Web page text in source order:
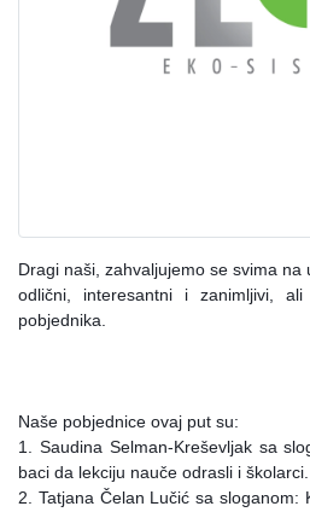
Dragi naši, zahvaljujemo se svima na
odlični, interesantni i zanimljivi,
pobjednika.
Naše pobjednice ovaj put su:
1. Saudina Selman-Kreševljak sa
baci da lekciju nauče odrasli i školarci.
2. Tatjana Čelan Lučić sa sloganom: